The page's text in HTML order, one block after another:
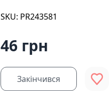
SKU: PR243581
46 грн
Закінчився